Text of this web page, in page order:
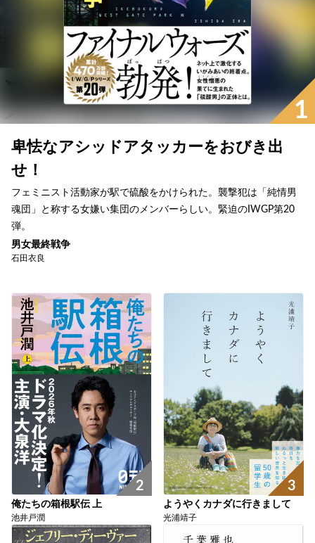
1
卑怯なアシッドアタッカーをおびき出
せ！
フェミニスト活動家が駅で硫酸をかけられた。襲撃犯は「純情男
魂団」と称する女嫌い集団のメンバーらしい。緊迫のIWGP第20
弾。
男女最終戦争
石田衣良
2
俺たちの箱根駅伝 上
池井戸潤
3
ようやくカナダに行きまして
光浦靖子